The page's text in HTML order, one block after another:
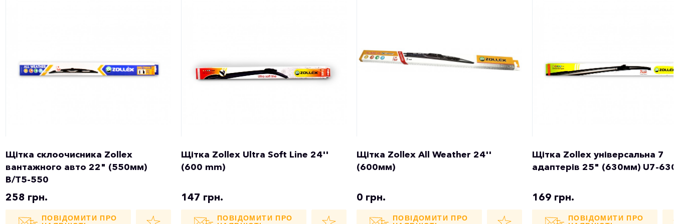
Щітка склоочисника Zollex
вантажного авто 22" (550мм)
B/T5-550
258 грн.
ПОВІДОМИТИ ПРО
Щітка Zollex Ultra Soft Line 24''
(600 mm)
147 грн.
ПОВІДОМИТИ ПРО
Щітка Zollex All Weather 24''
(600мм)
0 грн.
ПОВІДОМИТИ ПРО
Щітка Zollex універсальна 7
адаптерів 25" (630мм) U7-
169 грн.
ПОВІДОМИТИ ПРО